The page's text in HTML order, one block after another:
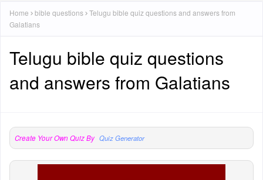
Home bible questions Telugu bible quiz questions and answers from
Galatians
Telugu bible quiz questions
and answers from Galatians
Create Your Own Quiz By Quiz Generator